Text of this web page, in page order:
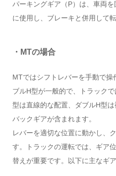
パーキングギア（P）は、車両
に使用し、ブレーキと併用して
・MTの場合
MTではシフトレバーを手動で
ブルH型が一般的で、トラック
型は直線的な配置、ダブルH型
バックギアが含まれます。
レバーを適切な位置に動かし、
す。トラックの運転では、ギア
替えが重要です。以下に主なギ